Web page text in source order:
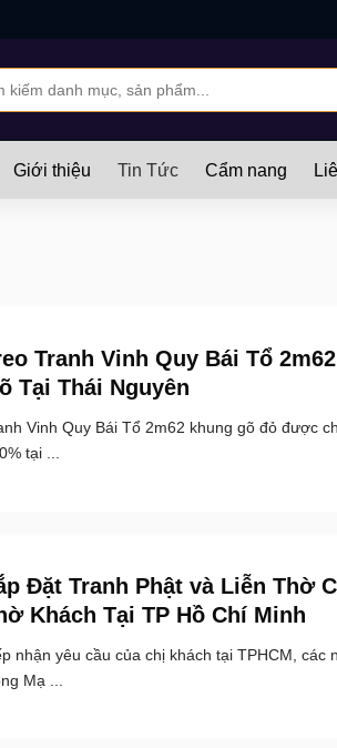
Giới thiệu Tin Tức Cẩm nang
Tranh Vinh Quy Bái Tổ
Tại Thái Nguyên
Vinh Quy Bái Tổ 2m62 khung gõ đỏ được
tại ...
Đặt Tranh Phật và Liễn Thờ
Khách Tại TP Hồ Chí Minh
nhận yêu cầu của chị khách tại TPHCM, các
Mạ ...